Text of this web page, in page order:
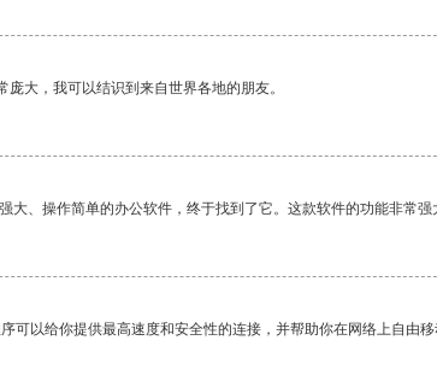
大，我可以结识到来自世界各地的朋友。
大、操作简单的办公软件，终于找到了它。这款软件的功能非常
可以给你提供最高速度和安全性的连接，并帮助你在网络上自由移